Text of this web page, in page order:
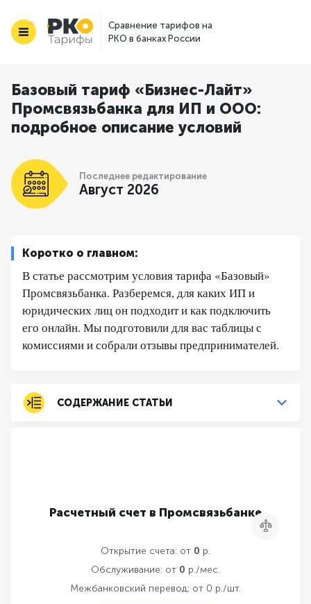
Сравнение тарифов на
РКО в банках России
Базовый тариф «Бизнес-Лайт»
Промсвязьбанка для ИП и ООО:
подробное описание условий
Последнее редактирование
Август 2026
Коротко о главном:
В статье рассмотрим условия тарифа «Базовый»
Промсвязьбанка. Разберемся, для каких ИП и
юридических лиц он подходит и как подключить
его онлайн. Мы подготовили для вас таблицы с
комиссиями и собрали отзывы предпринимателей.
СОДЕРЖАНИЕ СТАТЬИ
Расчетный счет в Промсвязьбанке
Сравнить
Открытие счета: от 0 р.
Обслуживание: от 0 р./мес.
Межбанковский перевод: от 0 р./шт.